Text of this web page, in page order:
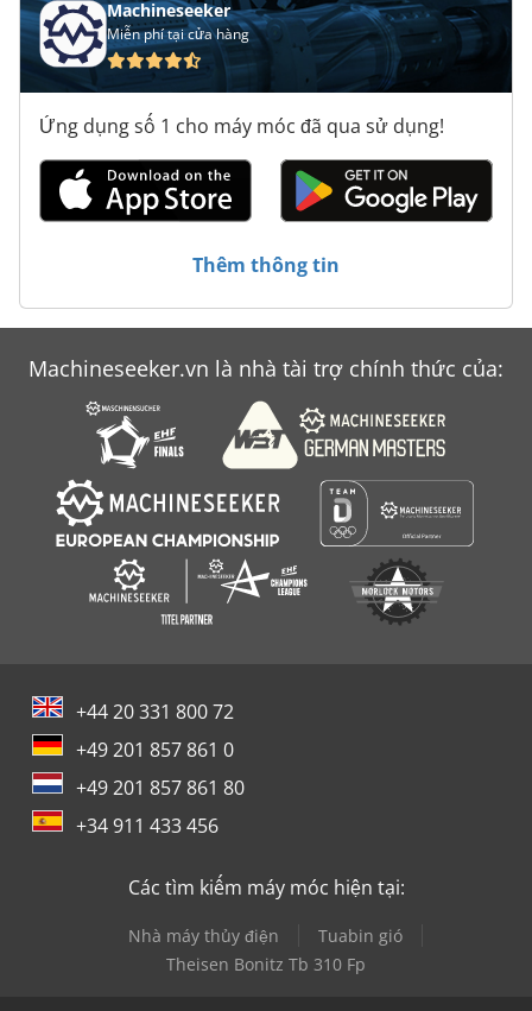
Machineseeker
Miễn phí tại cửa hàng
Ứng dụng số 1 cho máy móc đã qua sử dụng!
Thêm thông tin
Machineseeker.vn là nhà tài trợ chính thức của:
+44 20 331 800 72
+49 201 857 861 0
+49 201 857 861 80
+34 911 433 456
Các tìm kiếm máy móc hiện tại:
Nhà máy thủy điện
Tuabin gió
Theisen Bonitz Tb 310 Fp